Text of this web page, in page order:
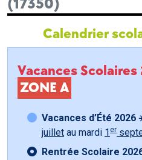
(17350)
Calendrier
Vacances
ZONE A
Vacances d’Été 2026
juillet au mardi 1 er
Rentrée Scolaire